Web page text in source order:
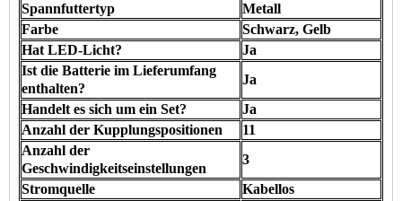
Spannfuttertyp
Metall
Farbe
Schwarz, Gelb
Hat LED-Licht?
Ja
Ist die Batterie im Lieferumfang
enthalten?
Ja
Handelt es sich um ein Set?
Ja
Anzahl der Kupplungspositionen
11
Anzahl der
Geschwindigkeitseinstellungen
3
Stromquelle
Kabellos